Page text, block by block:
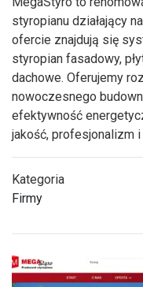
styropianu działający
ofercie znajdują się
styropian fasadowy,
dachowe. Oferujemy
nowoczesnego
efektywność
jakość, profesjonalizm
Kategoria
Firmy